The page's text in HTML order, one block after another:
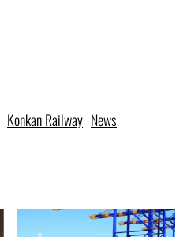
Konkan Railway News